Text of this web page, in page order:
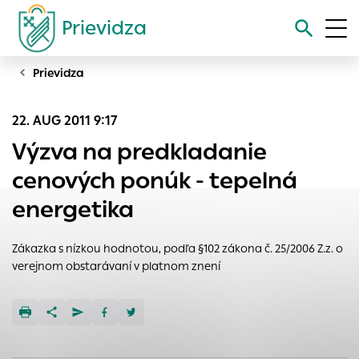
Prievidza
Vyhľadávanie
Prievidza
22. AUG 2011 9:17
Výzva na predkladanie
cenových ponúk - tepelná
energetika
Zákazka s nízkou hodnotou, podľa §102 zákona č. 25/2006 Z.z. o
verejnom obstarávaní v platnom znení
Nastavenie cookies
Cookies sú malé súbory, do ktorých webové stránky môžu
ukladať informácie o vašej aktivite a preferenciách.
Používajú sa napríklad k tomu, aby si webový prehliadač
zapamätoval Vaše prihlásenie alebo aby sa uložila Vaša
voľba v tomto okne.
Vyberte úroveň cookies, ktorú chcete povoliť
Technické súbory cookie sú pre prevádzku nevyhnutné a